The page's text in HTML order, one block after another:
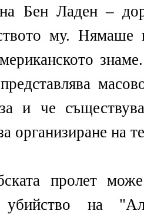
Бен Ладен –
му. Нямаше
и че
организиране на
пролет
убийство на